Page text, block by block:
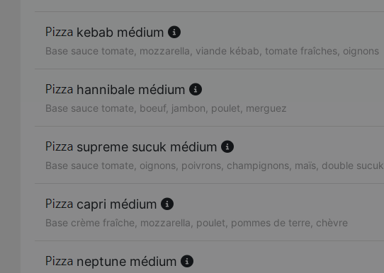
kebab médium
Base sauce tomate, mozzarella, viande kébab, tomate fraîches, oignons
hannibale médium
Base sauce tomate, boeuf, jambon, poulet, merguez
supreme sucuk médium
Base sauce tomate, oignons, poivrons, champignons, maïs, double sucuk
capri médium
Base crème fraîche, mozzarella, poulet, pommes de terre, chèvre
neptune médium